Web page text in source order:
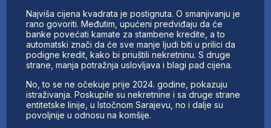
Najviša cijena kvadrata je postignuta. O smanjivanju je
rano govoriti. Međutim, upućeni predviđaju da će
banke povećati kamate za stambene kredite, a to
automatski znači da će sve manje ljudi biti u prilici da
podigne kredit, kako bi priuštili nekretninu. S druge
strane, manja potražnja uslovljava i blagi pad cijena.
No, to se ne očekuje prije 2024. godine, pokazuju
istraživanja. Poskupile su nekretnine i sa druge strane
entitetske linije, u Istočnom Sarajevu, no i dalje su
povoljnije u odnosu na komšije.